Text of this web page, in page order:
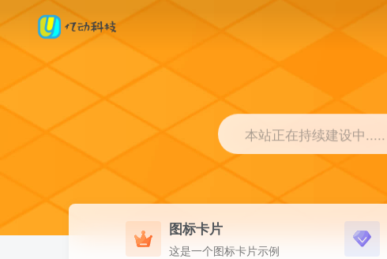
本站正在持续建设中.....
图标卡片
这是一个图标卡片示例